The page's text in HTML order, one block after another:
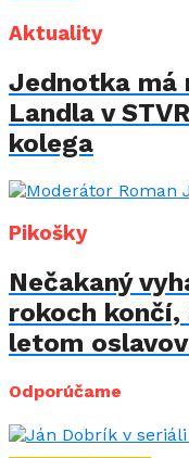
Aktuality
Jednotka má
Landla v
kolega
Pikošky
Nečakaný
rokoch
letom
Odporúčame